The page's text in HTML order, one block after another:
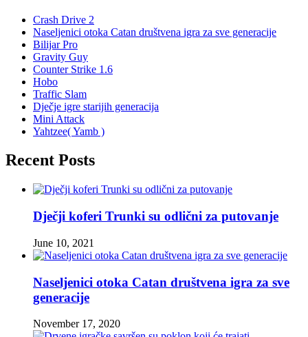
Crash Drive 2
Naseljenici otoka Catan društvena igra za sve generacije
Bilijar Pro
Gravity Guy
Counter Strike 1.6
Hobo
Traffic Slam
Dječje igre starijih generacija
Mini Attack
Yahtzee( Yamb )
Recent Posts
Dječji koferi Trunki su odlični za putovanje
June 10, 2021
Naseljenici otoka Catan društvena igra za sve
generacije
November 17, 2020